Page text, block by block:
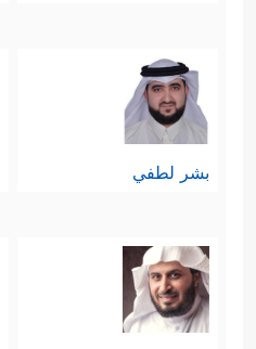
بشر لطفي